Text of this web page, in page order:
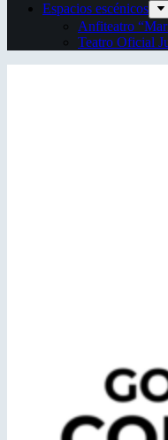
Espacios escénicos
Anfiteatro
Teatro Oficial